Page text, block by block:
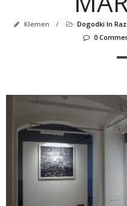
Klemen / Dogodki In
0